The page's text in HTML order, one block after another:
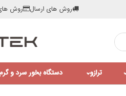
روش های ارسال روش
ترازو دستگاه بخور سرد و